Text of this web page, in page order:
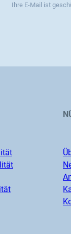
Ihre E-Mail ist